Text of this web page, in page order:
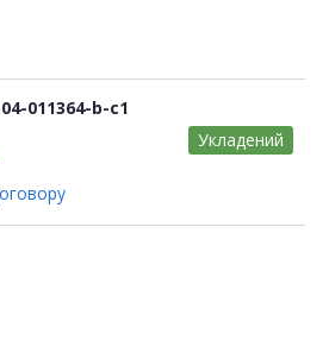
011364-b-c1
Укладений